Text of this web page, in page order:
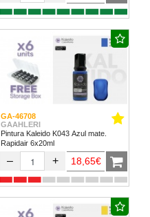
GA-46708
GAAHLERI
Pintura Kaleido K043 Azul mate.
Rapidair 6x20ml
– + 18,65€